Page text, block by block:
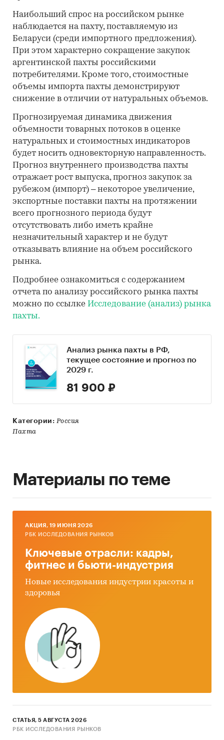
Наибольший спрос на российском рынке
наблюдается на пахту, поставляемую из
Беларуси (среди импортного предложения).
При этом характерно сокращение закупок
аргентинской пахты российскими
потребителями. Кроме того, стоимостные
объемы импорта пахты демонстрируют
снижение в отличии от натуральных объемов.
Прогнозируемая динамика движения
объемности товарных потоков в оценке
натуральных и стоимостных индикаторов
будет носить одновекторную направленность.
Прогноз внутреннего производства пахты
отражает рост выпуска, прогноз закупок за
рубежом (импорт) – некоторое увеличение,
экспортные поставки пахты на протяжении
всего прогнозного периода будут
отсутствовать либо иметь крайне
незначительный характер и не будут
отказывать влияние на объем российского
рынка.
Подробнее ознакомиться с содержанием
отчета по анализу российского рынка пахты
можно по ссылке Исследование (анализ) рынка
пахты.
Анализ рынка пахты в РФ,
текущее состояние и прогноз по
2029 г.
81 900 ₽
Категории: Россия
Пахта
Материалы по теме
AКЦИЯ, 19 ИЮНЯ 2026
РБК ИССЛЕДОВАНИЯ РЫНКОВ
Ключевые отрасли: кадры,
фитнес и бьюти-индустрия
Новые исследования индустрии красоты и
здоровья
СТАТЬЯ, 5 АВГУСТА 2026
РБК ИССЛЕДОВАНИЯ РЫНКОВ